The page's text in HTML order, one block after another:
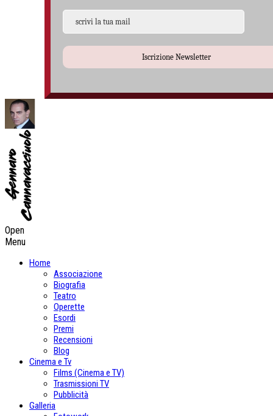
Iscrizione Newsletter
Open
Menu
Home
Associazione
Biografia
Teatro
Operette
Esordi
Premi
Recensioni
Blog
Cinema e Tv
Films (Cinema e TV)
Trasmissioni TV
Pubblicità
Galleria